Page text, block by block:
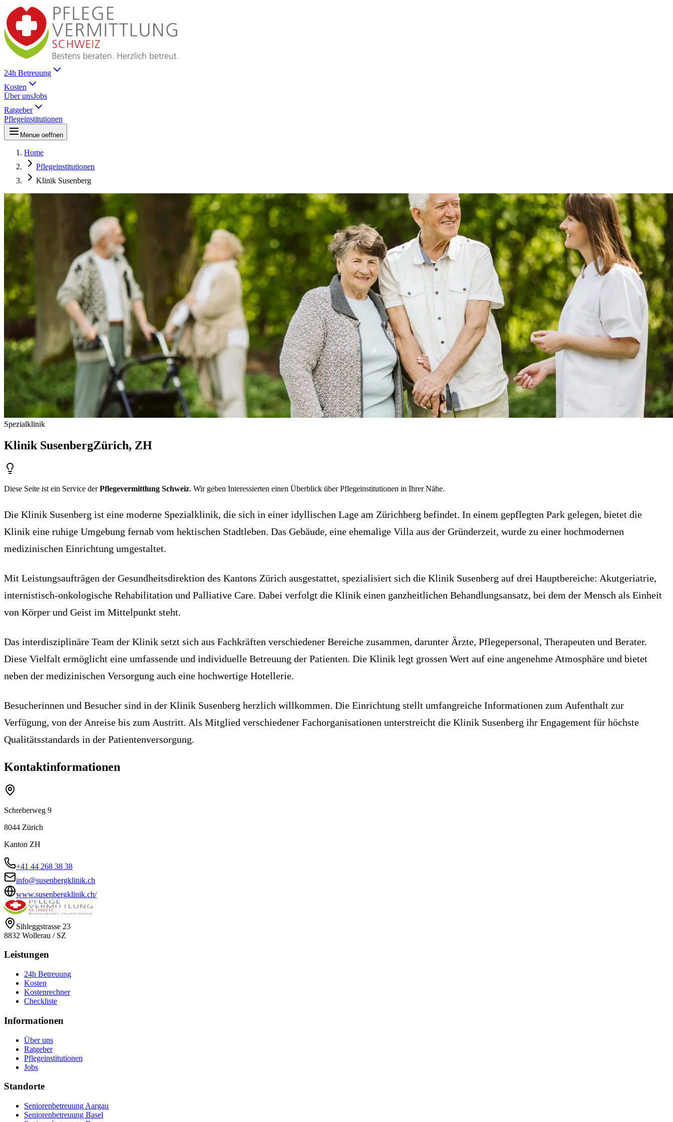
24h Betreuung
Kosten
Über unsJobs
Ratgeber
Pflegeinstitutionen
Menue oeffnen
Home
Pflegeinstitutionen
Klinik Susenberg
Spezialklinik
Klinik SusenbergZürich, ZH
Diese Seite ist ein Service derPflegevermittlung Schweiz. Wir geben Interessierten einen Überblick über Pflegeinstitutionen in Ihrer Nähe.
Die Klinik Susenberg ist eine moderne Spezialklinik, die sich in einer idyllischen Lage am Zürichberg befindet. In einem gepflegten Park gelegen, bietet die
Klinik eine ruhige Umgebung fernab vom hektischen Stadtleben. Das Gebäude, eine ehemalige Villa aus der Gründerzeit, wurde zu einer hochmodernen
medizinischen Einrichtung umgestaltet.
Mit Leistungsaufträgen der Gesundheitsdirektion des Kantons Zürich ausgestattet, spezialisiert sich die Klinik Susenberg auf drei Hauptbereiche: Akutgeriatrie,
internistisch-onkologische Rehabilitation und Palliative Care. Dabei verfolgt die Klinik einen ganzheitlichen Behandlungsansatz, bei dem der Mensch als Einheit
von Körper und Geist im Mittelpunkt steht.
Das interdisziplinäre Team der Klinik setzt sich aus Fachkräften verschiedener Bereiche zusammen, darunter Ärzte, Pflegepersonal, Therapeuten und Berater.
Diese Vielfalt ermöglicht eine umfassende und individuelle Betreuung der Patienten. Die Klinik legt grossen Wert auf eine angenehme Atmosphäre und bietet
neben der medizinischen Versorgung auch eine hochwertige Hotellerie.
Besucherinnen und Besucher sind in der Klinik Susenberg herzlich willkommen. Die Einrichtung stellt umfangreiche Informationen zum Aufenthalt zur
Verfügung, von der Anreise bis zum Austritt. Als Mitglied verschiedener Fachorganisationen unterstreicht die Klinik Susenberg ihr Engagement für höchste
Qualitätsstandards in der Patientenversorgung.
Kontaktinformationen
Schreberweg 9
8044 Zürich
Kanton ZH
+41 44 268 38 38
info@susenbergklinik.ch
www.susenbergklinik.ch/
Sihleggstrasse 23
8832 Wollerau / SZ
Leistungen
24h Betreuung
Kosten
Kostenrechner
Checkliste
Informationen
Über uns
Ratgeber
Pflegeinstitutionen
Jobs
Standorte
Seniorenbetreuung Aargau
Seniorenbetreuung Basel